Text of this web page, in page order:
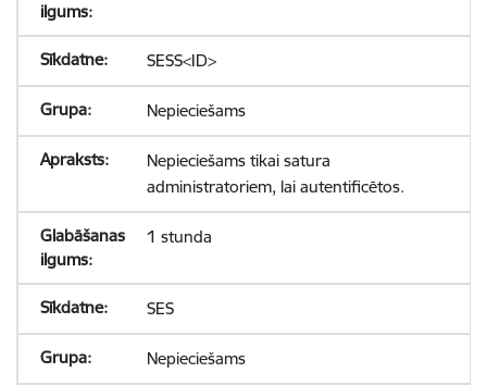
SESS<ID>
Nepieciešams
Nepieciešams tikai satura
administratoriem, lai autentificētos.
1 stunda
SES
Nepieciešams